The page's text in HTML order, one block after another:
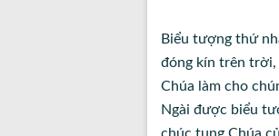
Biểu tượng thứ
đóng kín trên trời,
Chúa làm cho
Ngài được biểu